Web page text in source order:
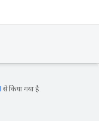
से किया गया है.